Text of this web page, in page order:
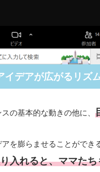
イデアが広がるリズ
の基本的な動きの他に、
を膨らませることがで
入れると、ママた